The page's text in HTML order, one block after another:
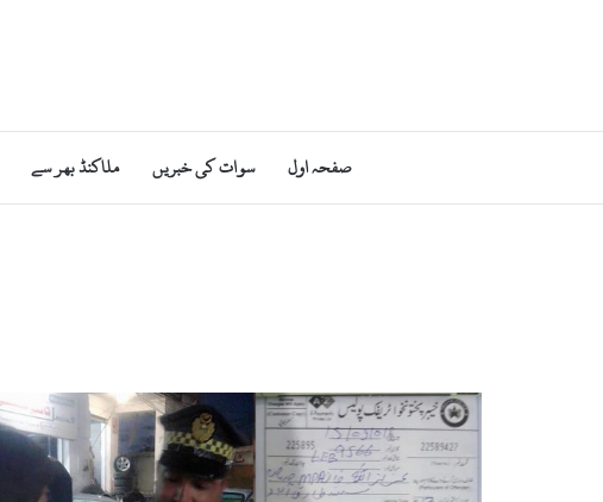
صفحہ اول سوات کی خبریں ملاکنڈ بھر سے